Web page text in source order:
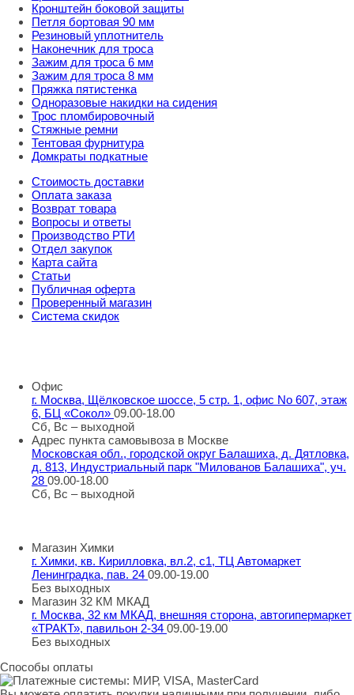
Кронштейн боковой защиты
Петля бортовая 90 мм
Резиновый уплотнитель
Наконечник для троса
Зажим для троса 6 мм
Зажим для троса 8 мм
Пряжка пятистенка
Одноразовые накидки на сидения
Трос пломбировочный
Стяжные ремни
Тентовая фурнитура
Домкраты подкатные
Стоимость доставки
Оплата заказа
Возврат товара
Вопросы и ответы
Производство РТИ
Отдел закупок
Карта сайта
Статьи
Публичная оферта
Проверенный магазин
Система скидок
Офис
г. Москва, Щёлковское шоссе, 5 стр. 1, офис No 607, этаж
6, БЦ «Сокол» 09.00-18.00
Сб, Вс – выходной
Адрес пункта самовывоза в Москве
Московская обл., городской округ Балашиха, д. Дятловка,
д. 813, Индустриальный парк "Милованов Балашиха", уч.
28 09.00-18.00
Сб, Вс – выходной
Магазин Химки
г. Химки, кв. Кирилловка, вл.2, с1, ТЦ Автомаркет
Ленинградка, пав. 24 09.00-19.00
Без выходных
Магазин 32 КМ МКАД
г. Москва, 32 км МКАД, внешняя сторона, автогипермаркет
«ТРАКТ», павильон 2-34 09.00-19.00
Без выходных
Способы оплаты